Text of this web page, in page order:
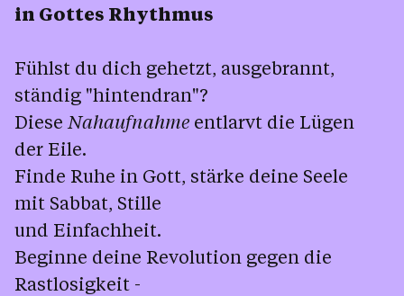
in Gottes Rhythmus
Fühlst du dich gehetzt, ausgebrannt,
ständig "hintendran"?
Diese Nahaufnahme entlarvt die Lügen
der Eile.
Finde Ruhe in Gott, stärke deine Seele
mit Sabbat, Stille
und Einfachheit.
Beginne deine Revolution gegen die
Rastlosigkeit -